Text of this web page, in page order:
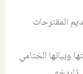
المقترحات
وبيانها الختامي